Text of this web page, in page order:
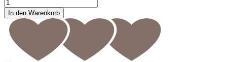
In den Warenkorb